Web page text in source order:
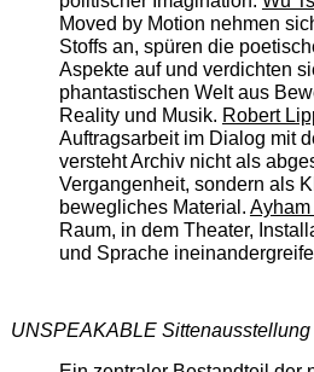
Moved by Motion nehmen
Stoffs an, spüren die
Aspekte auf und verdichten
phantastischen Welt aus
Reality und Musik. Robert
Auftragsarbeit im Dialog mit
versteht Archiv nicht als
Vergangenheit, sondern als
bewegliches Material.
Raum, in dem Theater,
und Sprache
UNSPEAKABLE Sittenausstellung